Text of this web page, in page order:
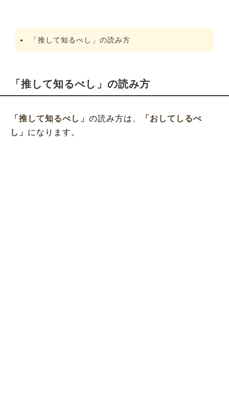
「推して知るべし」の読み方
「推して知るべし」の読み方
「推して知るべし」 の読み方は、
「おしてしるべ
し」 になります。